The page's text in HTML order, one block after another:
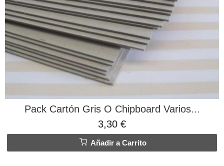
Pack Cartón Gris O Chipboard Varios...
3,30 €
Añadir a Carrito